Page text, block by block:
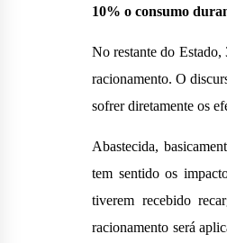
10% o consumo
No restante do Estado,
racionamento. O
sofrer diretamente os
Abastecida,
tem sentido os
tiverem recebido
racionamento será